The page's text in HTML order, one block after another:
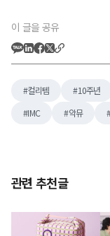
이 글을 공유
컬리템 10주년
IMC
악뮤
관련 추천글